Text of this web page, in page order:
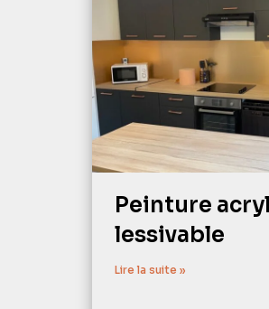
Peinture
lessivable
Lire la suite »